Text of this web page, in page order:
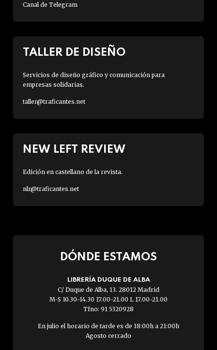
Canal de Telegram
TALLER DE DISEÑO
Servicios de diseño gráfico y comunicación para
empresas solidarias.
taller@traficantes.net
NEW LEFT REVIEW
Edición en castellano de la revista.
nlr@traficantes.net
DÓNDE ESTAMOS
LIBRERÍA DUQUE DE ALBA
C/ Duque de Alba, 13. 28012 Madrid
M-S 10.30-14.30 17.00-21.00 L 17.00-21.00
Tfno: 91 5320928
En julio el horario de tarde es de 18:00h a 21:00h
Agosto cerrado